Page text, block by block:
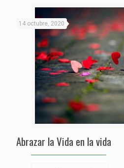
14 octubre, 2020
Abrazar la Vida en la vida